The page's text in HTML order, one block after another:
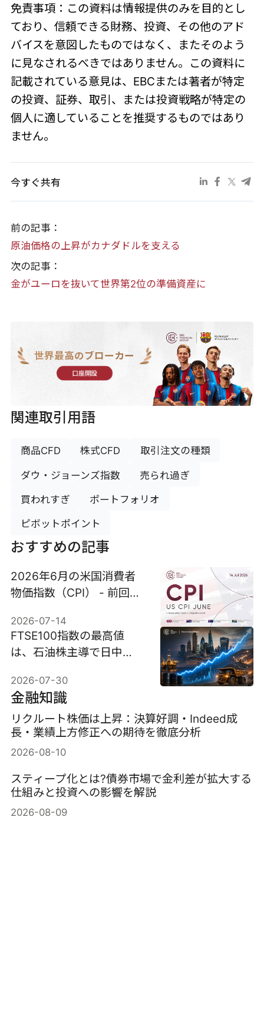
免責事項：この資料は情報提供のみを目的とし
ており、信頼できる財務、投資、その他のアド
バイスを意図したものではなく、またそのよう
に見なされるべきではありません。この資料に
記載されている意見は、EBCまたは著者が特定
の投資、証券、取引、または投資戦略が特定の
個人に適していることを推奨するものではあり
ません。
今すぐ共有
前の記事：
原油価格の上昇がカナダドルを支える
次の記事：
金がユーロを抜いて世界第2位の準備資産に
世界最高のブローカー
口座開設
関連取引用語
商品CFD 株式CFD 取引注文の種類
ダウ・ジョーンズ指数 売られ過ぎ
買われすぎ ポートフォリオ
ピボットポイント
おすすめの記事
2026年6月の米国消費者
物価指数（CPI） - 前回
2026-07-14
FTSE100指数の最高値
は、石油株主導で日中
た。
2026-07-30
金融知識
リクルート株価は上昇：決算好調・Indeed成
長・業績上方修正への期待を徹底分析
2026-08-10
スティープ化とは?債券市場で金利差が拡大する
仕組みと投資への影響を解説
2026-08-09